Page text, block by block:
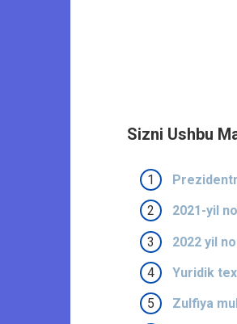
Sizni Ushbu
2021-yil
2022 yil
Yuridik
Zulfiya